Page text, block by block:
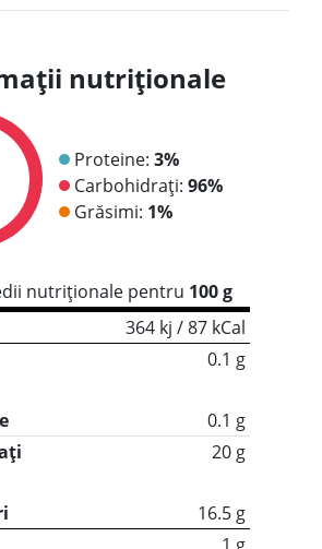
nutriționale
Proteine: 3%
Carbohidrați: 96%
Grăsimi: 1%
nutriționale pentru 100 g
364 kj / 87 kCal
0.1 g
0.1 g
20 g
16.5 g